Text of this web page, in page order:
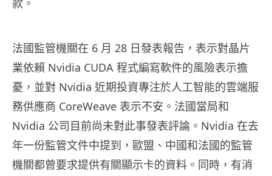
款。
法國監管機關在 6 月 28 日發表報告，表示對晶片
業依賴 Nvidia CUDA 程式編寫軟件的風險表示擔
憂，並對 Nvidia 近期投資專注於人工智能的雲端服
務供應商 CoreWeave 表示不安。法國當局和
Nvidia 公司目前尚未對此事發表評論。Nvidia 在去
年一份監管文件中提到，歐盟、中國和法國的監管
機關都曾要求提供有關顯示卡的資料。同時，有消